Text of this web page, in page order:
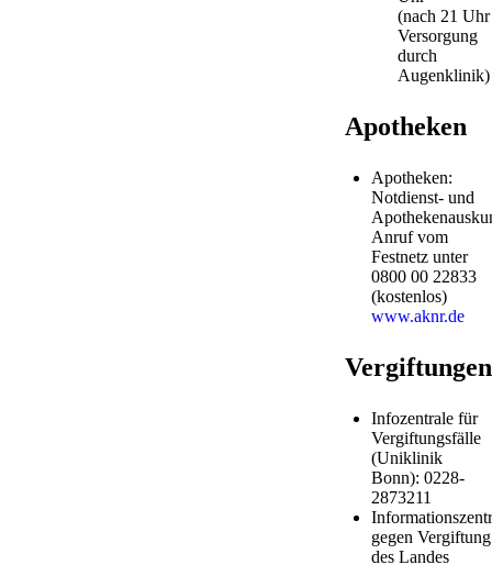
(nach 21 Uhr
Versorgung
durch
Augenklinik)
Apotheken
Apotheken:
Notdienst- und
Anruf vom
Festnetz unter
0800 00 22833
(kostenlos)
www.aknr.de
Vergiftungen
Infozentrale für
Vergiftungsfälle
(Uniklinik
Bonn): 0228-
2873211
gegen Vergiftung
des Landes